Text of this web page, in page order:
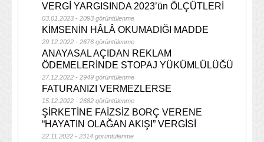
VERGİ YARGISINDA 2023’ün ÖLÇÜTLERİ
03.01.2023 - 2093 görüntülenme
KİMSENİN HÂLÂ OKUMADIĞI MADDE
29.12.2022 - 2676 görüntülenme
ANAYASAL AÇIDAN REKLAM
ÖDEMELERİNDE STOPAJ YÜKÜMLÜLÜĞÜ
27.12.2022 - 2949 görüntülenme
FATURANIZI VERMEZLERSE
15.12.2022 - 2682 görüntülenme
ŞİRKETİNE FAİZSİZ BORÇ VERENE
“HAYATIN OLAĞAN AKIŞI” VERGİSİ
22.11.2022 - 2314 görüntülenme